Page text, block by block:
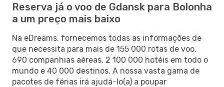
Reserva já o voo de Gdansk para Bolonha
a um preço mais baixo
Na eDreams, fornecemos todas as informações de
que necessita para mais de 155 000 rotas de voo,
690 companhias aéreas, 2 100 000 hotéis em todo o
mundo e 40 000 destinos. A nossa vasta gama de
pacotes de férias irá ajudá-lo(a) a poupar